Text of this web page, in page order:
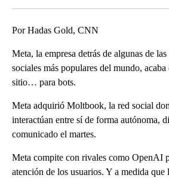
Por Hadas Gold, CNN
Meta, la empresa detrás de algunas de
sociales más populares del mundo,
sitio… para bots.
Meta adquirió Moltbook, la red social
interactúan entre sí de forma autónoma,
comunicado el martes.
Meta compite con rivales como OpenAI
atención de los usuarios. Y a medida que